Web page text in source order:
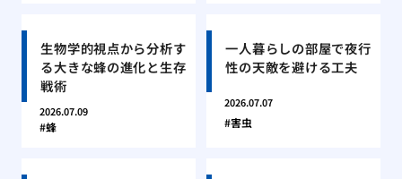
生物学的視点から分析す
る大きな蜂の進化と生存
戦術
2026.07.09
蜂
一人暮らしの部屋で夜行
性の天敵を避ける工夫
2026.07.07
害虫